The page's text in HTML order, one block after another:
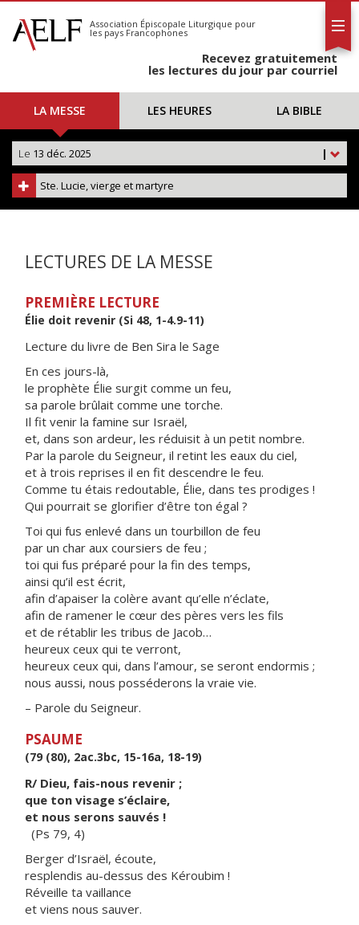
S'abonner
Calendrier
Association Épiscopale Liturgique pour
les pays Francophones
Recevez gratuitement
les lectures du jour par courriel
LA MESSE LES HEURES LA BIBLE
|
Le 13 déc. 2025
Ste. Lucie, vierge et martyre
LECTURES DE LA MESSE
PREMIÈRE LECTURE
Élie doit revenir (Si 48, 1-4.9-11)
Lecture du livre de Ben Sira le Sage
En ces jours-là,
le prophète Élie surgit comme un feu,
sa parole brûlait comme une torche.
Il fit venir la famine sur Israël,
et, dans son ardeur, les réduisit à un petit nombre.
Par la parole du Seigneur, il retint les eaux du ciel,
et à trois reprises il en fit descendre le feu.
Comme tu étais redoutable, Élie, dans tes prodiges !
Qui pourrait se glorifier d’être ton égal ?
Toi qui fus enlevé dans un tourbillon de feu
par un char aux coursiers de feu ;
toi qui fus préparé pour la fin des temps,
ainsi qu’il est écrit,
afin d’apaiser la colère avant qu’elle n’éclate,
afin de ramener le cœur des pères vers les fils
et de rétablir les tribus de Jacob…
heureux ceux qui te verront,
heureux ceux qui, dans l’amour, se seront endormis ;
nous aussi, nous posséderons la vraie vie.
– Parole du Seigneur.
PSAUME
(79 (80), 2ac.3bc, 15-16a, 18-19)
R/ Dieu, fais-nous revenir ;
que ton visage s’éclaire,
et nous serons sauvés !
(Ps 79, 4)
Berger d’Israël, écoute,
resplendis au-dessus des Kéroubim !
Réveille ta vaillance
et viens nous sauver.